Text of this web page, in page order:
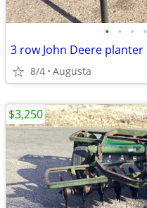
• • • •
3 row John Deere planter
8/4 Augusta
$3,250